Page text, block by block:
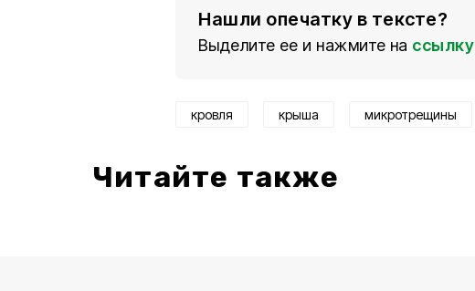
Нашли опечатку в тексте?
Выделите ее и нажмите на ссылку
кровля крыша микротрещины
Читайте также